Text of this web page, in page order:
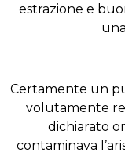
estrazione e
Certamente un
volutamente
dichiarato
contaminava